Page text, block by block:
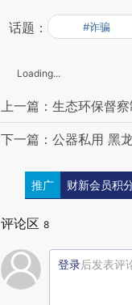
话题： #诈骗
Loading...
上一篇：生态环保督
下一篇：公器私用 黑
推广 财新会员积
评论区 8
登录后发表评